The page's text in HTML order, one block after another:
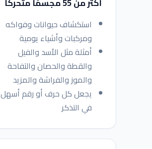
استكشاف حيوانات وفواكه
ومركبات وأشياء يومية
أمثلة مثل الأسد والفيل
والقطة والحصان والتفاحة
والموز والفراشة والمزيد
يجعل كل حرف أو رقم أسهل
في التذكر